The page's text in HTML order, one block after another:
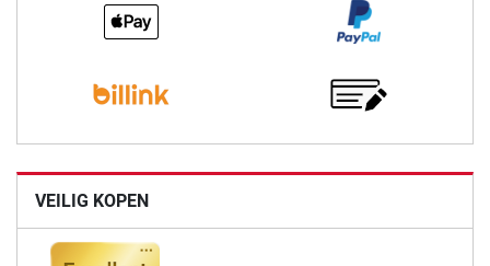
VEILIG KOPEN